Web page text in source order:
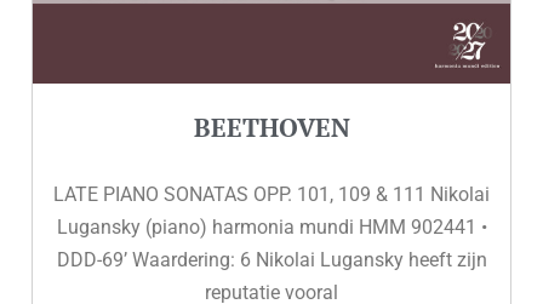
BEETHOVEN
LATE PIANO SONATAS OPP. 101, 109 & 111 Nikolai
Lugansky (piano) harmonia mundi HMM 902441 •
DDD-69’ Waardering: 6 Nikolai Lugansky heeft zijn
reputatie vooral